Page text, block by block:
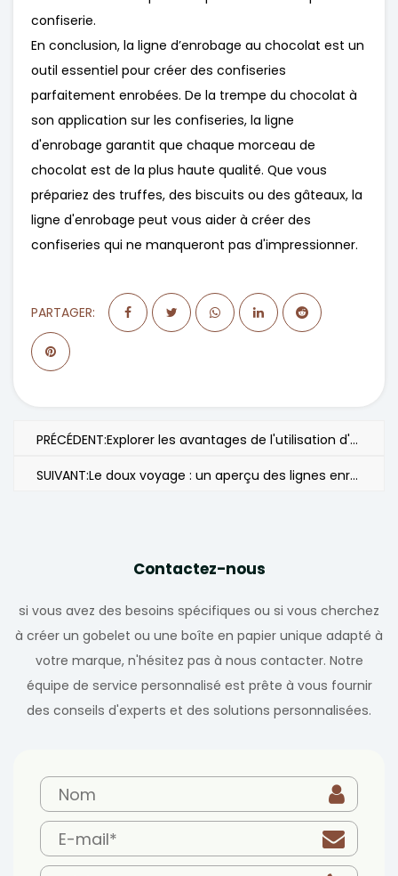
confiserie.
En conclusion, la ligne d’enrobage au chocolat est un
outil essentiel pour créer des confiseries
parfaitement enrobées. De la trempe du chocolat à
son application sur les confiseries, la ligne
d'enrobage garantit que chaque morceau de
chocolat est de la plus haute qualité. Que vous
prépariez des truffes, des biscuits ou des gâteaux, la
ligne d'enrobage peut vous aider à créer des
confiseries qui ne manqueront pas d'impressionner.
PARTAGER:
PRÉCÉDENT:Explorer les avantages de l'utilisation d'une machine à chocolat conché pour des chocolats parfaitement lisses
SUIVANT:Le doux voyage : un aperçu des lignes enrobantes de chocolat
Contactez-nous
si vous avez des besoins spécifiques ou si vous cherchez
à créer un gobelet ou une boîte en papier unique adapté à
votre marque, n'hésitez pas à nous contacter. Notre
équipe de service personnalisé est prête à vous fournir
des conseils d'experts et des solutions personnalisées.